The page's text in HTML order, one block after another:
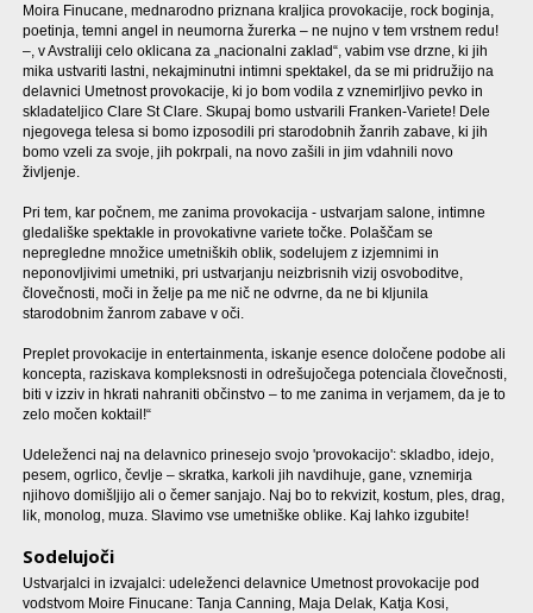
Moira Finucane, mednarodno priznana kraljica provokacije, rock boginja,
poetinja, temni angel in neumorna žurerka – ne nujno v tem vrstnem redu!
–, v Avstraliji celo oklicana za „nacionalni zaklad“, vabim vse drzne, ki jih
mika ustvariti lastni, nekajminutni intimni spektakel, da se mi pridružijo na
delavnici Umetnost provokacije, ki jo bom vodila z vznemirljivo pevko in
skladateljico Clare St Clare. Skupaj bomo ustvarili Franken-Variete! Dele
njegovega telesa si bomo izposodili pri starodobnih žanrih zabave, ki jih
bomo vzeli za svoje, jih pokrpali, na novo zašili in jim vdahnili novo
življenje.
Pri tem, kar počnem, me zanima provokacija - ustvarjam salone, intimne
gledališke spektakle in provokativne variete točke. Polaščam se
nepregledne množice umetniških oblik, sodelujem z izjemnimi in
neponovljivimi umetniki, pri ustvarjanju neizbrisnih vizij osvoboditve,
človečnosti, moči in želje pa me nič ne odvrne, da ne bi kljunila
starodobnim žanrom zabave v oči.
Preplet provokacije in entertainmenta, iskanje esence določene podobe ali
koncepta, raziskava kompleksnosti in odrešujočega potenciala človečnosti,
biti v izziv in hkrati nahraniti občinstvo – to me zanima in verjamem, da je to
zelo močen koktail!“
Udeleženci naj na delavnico prinesejo svojo 'provokacijo': skladbo, idejo,
pesem, ogrlico, čevlje – skratka, karkoli jih navdihuje, gane, vznemirja
njihovo domišljijo ali o čemer sanjajo. Naj bo to rekvizit, kostum, ples, drag,
lik, monolog, muza. Slavimo vse umetniške oblike. Kaj lahko izgubite!
Sodelujoči
Ustvarjalci in izvajalci: udeleženci delavnice Umetnost provokacije pod
vodstvom Moire Finucane: Tanja Canning, Maja Delak, Katja Kosi,